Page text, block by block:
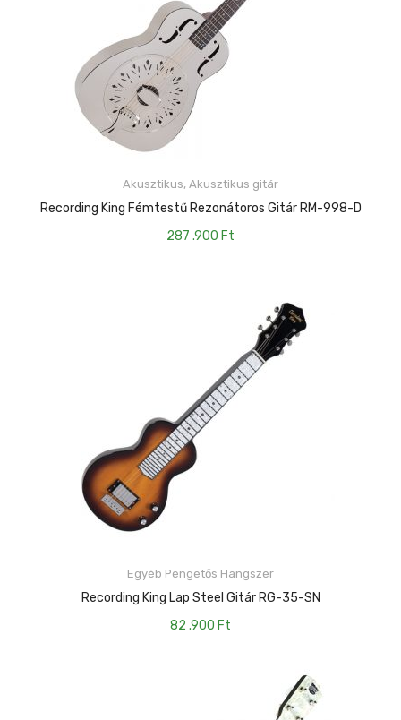
Akusztikus, Akusztikus gitár
Recording King Fémtestű Rezonátoros Gitár RM-998-D
287 .900 Ft
KOSÁRBA TESZEM
Egyéb Pengetős Hangszer
Recording King Lap Steel Gitár RG-35-SN
82 .900 Ft
KOSÁRBA TESZEM